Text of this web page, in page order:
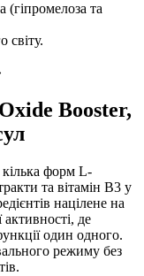
(гіпромелоза та
світу.
Booster,
форм L-
та вітамін B3 у
націлене на
де
один одного.
режиму без